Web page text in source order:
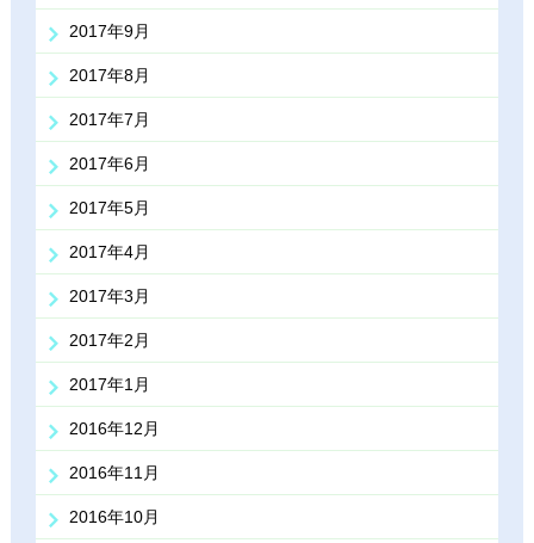
2017年9月
2017年8月
2017年7月
2017年6月
2017年5月
2017年4月
2017年3月
2017年2月
2017年1月
2016年12月
2016年11月
2016年10月